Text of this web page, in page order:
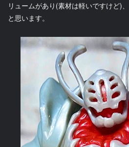
リュームがあり(素材は軽いですけど)
と思います。